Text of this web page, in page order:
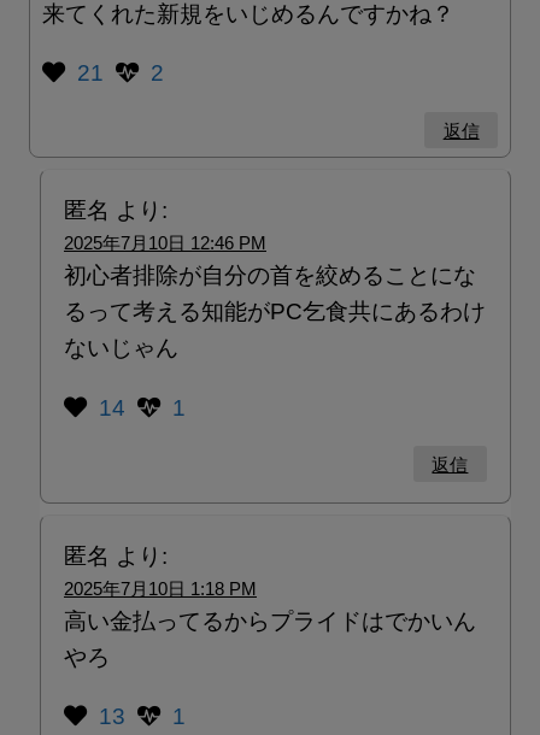
来てくれた新規をいじめるんですかね？
21 2
返信
匿名 より:
2025年7月10日 12:46 PM
初心者排除が自分の首を絞めることにな
るって考える知能がPC乞食共にあるわけ
ないじゃん
14 1
返信
匿名 より:
2025年7月10日 1:18 PM
高い金払ってるからプライドはでかいん
やろ
13 1